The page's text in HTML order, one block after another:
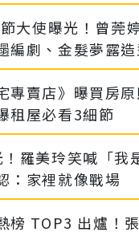
大使曝光！曾莞
劇、金髮夢露造
專賣店》曝買房
屋必看3細節
羅美玲笑喊「我
家裡就像戰場
榜 TOP3 出爐！